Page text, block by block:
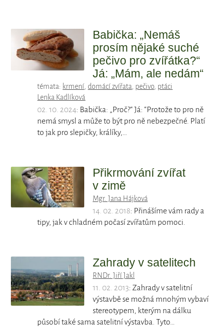
Babička: „Nemáš
prosím nějaké suché
pečivo pro zvířátka?“
Já: „Mám, ale nedám“
témata: krmení,domácí zvířata, pečivo, ptáci
Lenka Kadlíková
02. 10. 2024: Babička: „Proč?“ Já: “Protože to pro ně
nemá smysl a může to být pro ně nebezpečné. Platí
to jak pro slepičky, králíky,…
Přikrmování zvířat
v zimě
Mgr. Jana Hájková
14. 02. 2018: Přinášíme vám rady a
tipy, jak v chladném počasí zvířatům pomoci.
Zahrady v satelitech
RNDr. Jiří Jakl
11. 02. 2013: Zahrady v satelitní
výstavbě se možná mnohým vybaví
stereotypem, kterým na dálku
působí také sama satelitní výstavba. Tyto…